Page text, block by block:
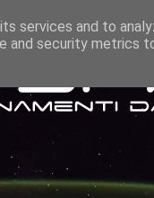
services and to
and security metrics